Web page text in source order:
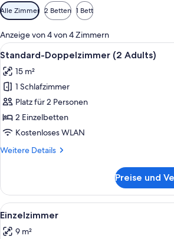
Verfügbare
Filter
für
Zimmer
Alle Zimmer 2 Betten 1 Bett
Anzeige von 4 von 4 Zimmern
Alle
Fotos
für
Standard-
Doppelzimmer
(2
Adults)
Ein
6
Standard-Doppelzimmer (2 Adults)
15 m²
1 Schlafzimmer
Platz für 2 Personen
2 Einzelbetten
Kostenloses WLAN
Weitere Details
Weitere
Doppelzimmer
(2
Adults)
Preise und
Alle
Fotos
für
Ein
5
Einzelzimmer
9 m²